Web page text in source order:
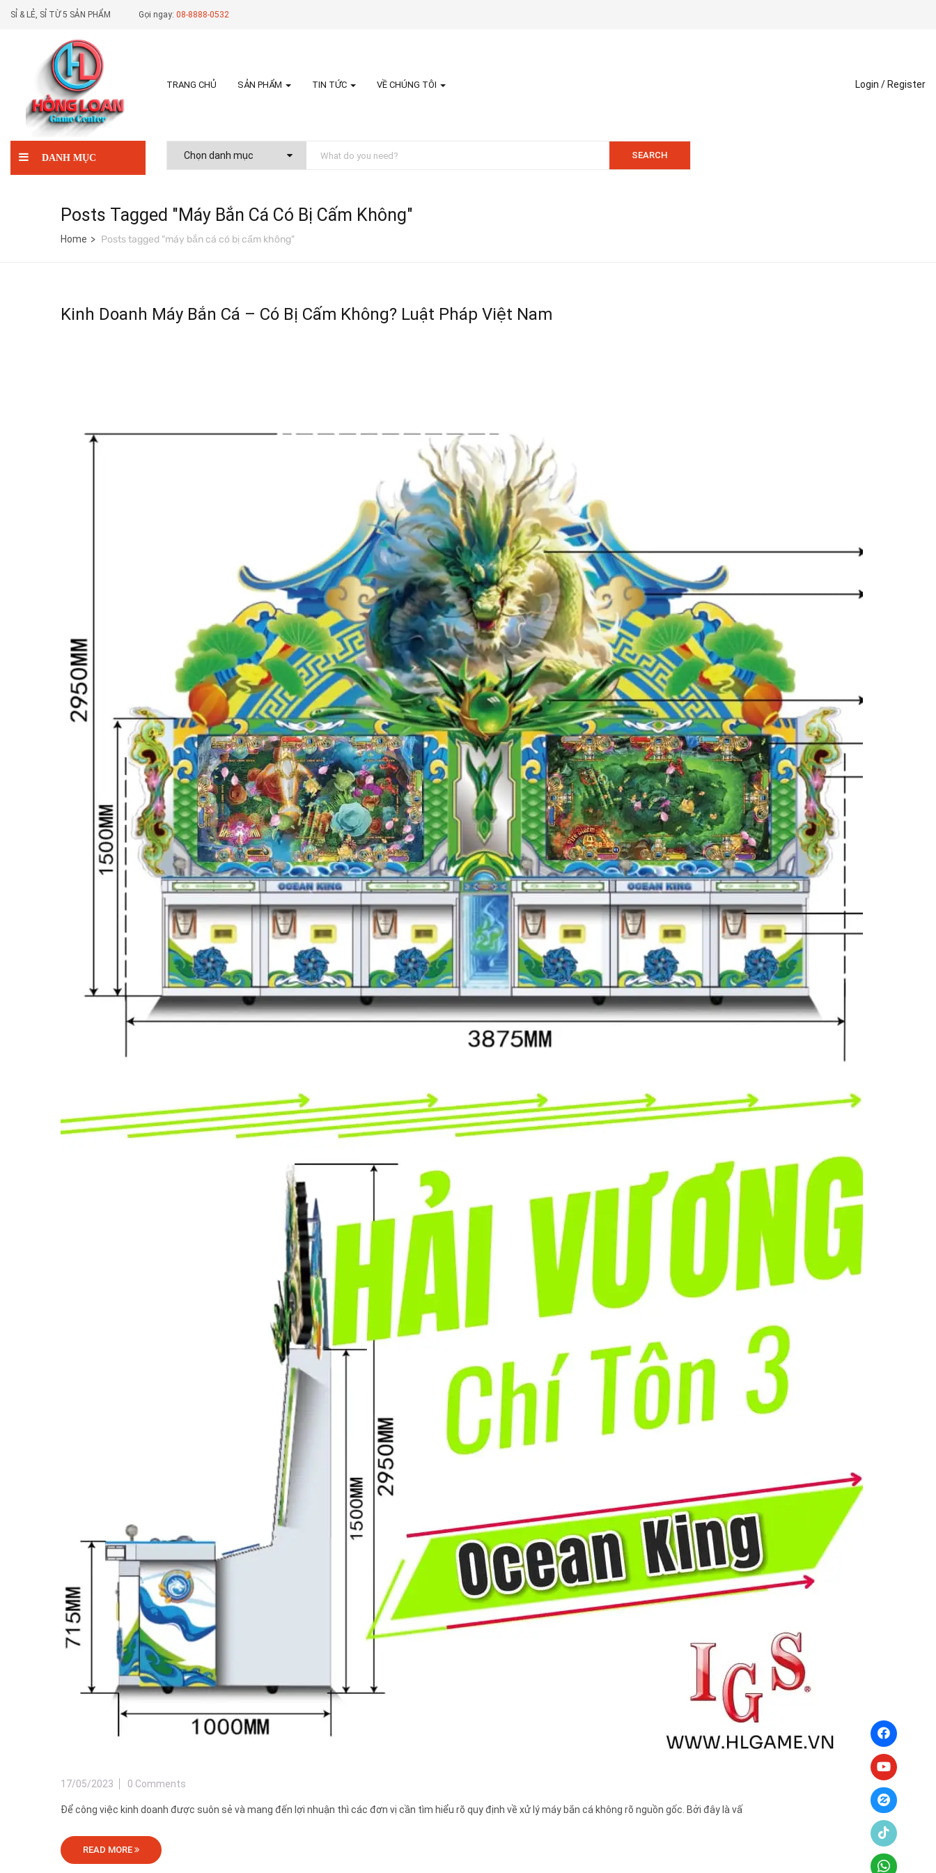
SỈ & LẺ, SỈ TỪ 5 SẢN PHẨM Gọi ngay: 08-8888-0532
TRANG CHỦ SẢN PHẨM TIN TỨC VỀ CHÚNG TÔI Login / Register
DANH MỤC SEARCH
Posts Tagged "máy Bắn Cá Có Bị Cấm Không"
Home Posts tagged "máy bắn cá có bị cấm không"
Kinh Doanh Máy Bắn Cá – Có Bị Cấm Không? Luật Pháp Việt Nam
17/05/2023 0 Comments
Để công việc kinh doanh được suôn sẻ và mang đến lợi nhuận thì các đơn vị cần tìm hiểu rõ quy định về xử lý máy bắn cá không rõ nguồn gốc. Bởi đây là vấ
READ MORE